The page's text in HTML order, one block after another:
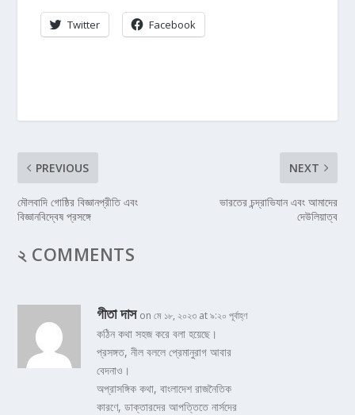
Twitter Facebook
PREVIOUS
মৌলবাদি গোষ্ঠির বিজ্ঞানপ্রীতি এবং
বিজ্ঞানবিদ্বেষ প্রসঙ্গে
NEXT
ভারতের চন্দ্রাভিযান এবং আমাদের
দেউলিয়াত্ব
২ COMMENTS
গীতা দাস on মে ১৮, ২০২৩ at ৯:২০ পূর্বাহ্ণ
কঠিন কথা সহজ করে বলা হয়েছে।
প্রসঙ্গত, নীল বললে প্রেমানুরাগ আবার
বেদনাও।
অপ্রাসঙ্গিক কথা, বাংলাদেশ রাজনৈতিক
কারণে, ডাক্তারদের আপত্তিতে নার্সদের